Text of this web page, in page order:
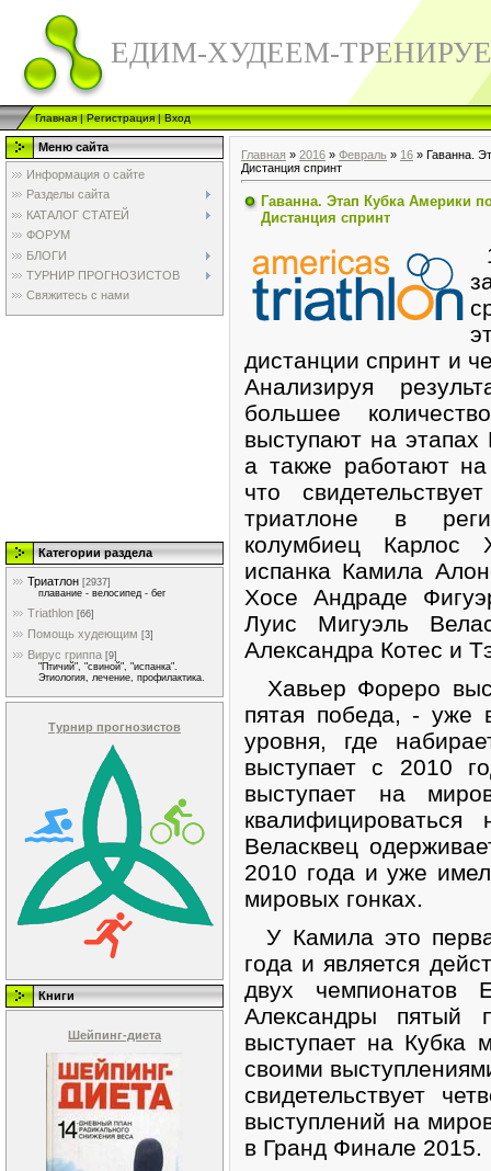
ЕДИМ-ХУДЕЕМ-
Главная|Регистрация|Вход
Меню сайта
Информация о сайте
Разделы сайта
КАТАЛОГ СТАТЕЙ
ФОРУМ
БЛОГИ
ТУРНИР ПРОГНОЗИСТОВ
Свяжитесь с нами
Категории раздела
Триатлон [2937]
плавание - велосипед - бег
Triathlon [66]
Помощь худеющим [3]
Вирус гриппа [9]
"Птичий", "свиной", "испанка".
Этиология, лечение, профилактика.
Турнир прогнозистов
Книги
Шейпинг-диета
Главная » 2016 » Февраль » 16 » Гаванна.
Дистанция спринт
Гаванна. Этап Кубка Америки
Дистанция спринт
дистанции спринт и
Анализируя
большее
выступают на
а также работают
что
триатлоне в
колумбиец Карлос
испанка Камила
Хосе Андраде
Луис Мигуэль
Александра Котес и
Хавьер Фореро
пятая победа, - уже
уровня, где
выступает с 2010
выступает на
Веласквец
2010 года и уже
мировых гонках.
У Камила это
года и является
двух
Александры
выступает на Кубка
своими
свидетельствует
выступлений на
в Гранд Финале 2015.